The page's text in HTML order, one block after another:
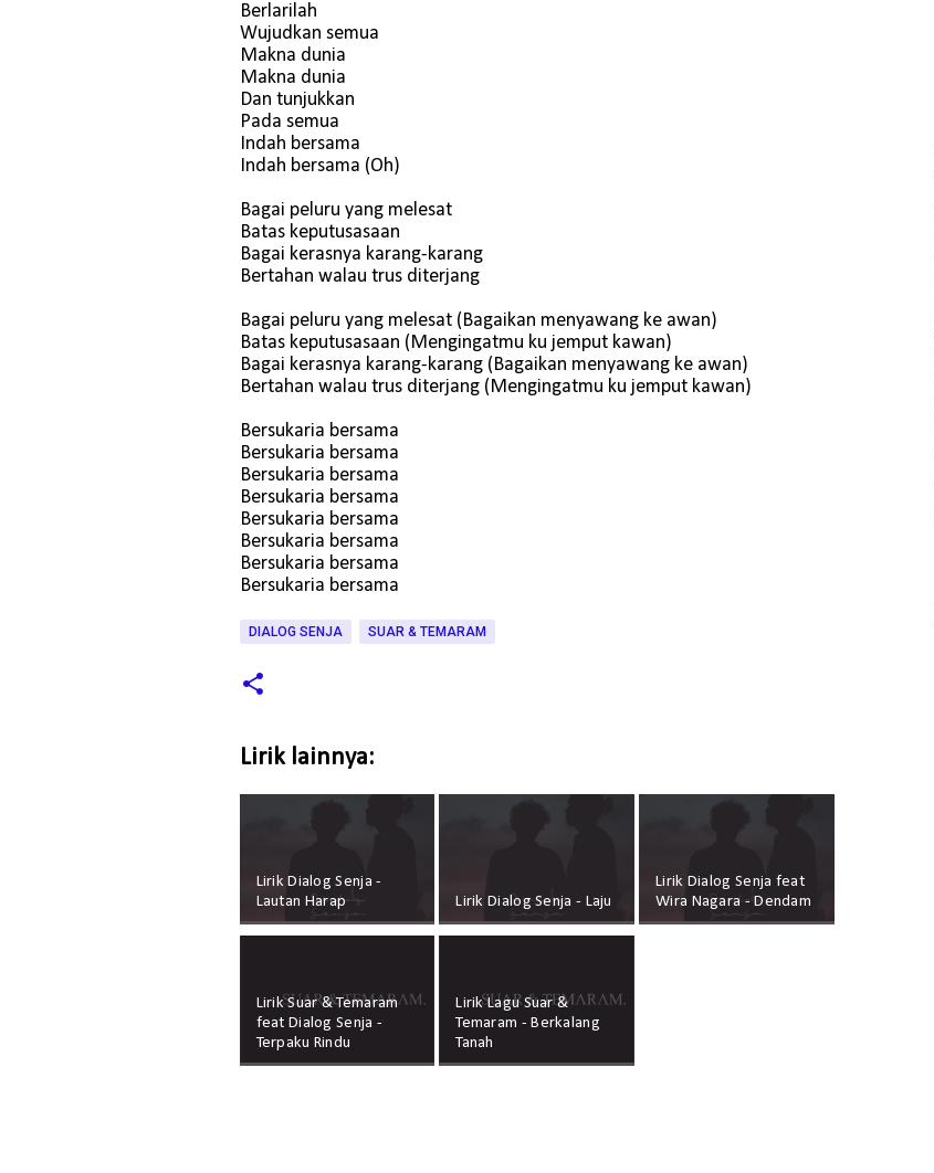
Berlarilah
Wujudkan semua
Makna dunia
Makna dunia
Dan tunjukkan
Pada semua
Indah bersama
Indah bersama (Oh)
Bagai peluru yang melesat
Batas keputusasaan
Bagai kerasnya karang-karang
Bertahan walau trus diterjang
Bagai peluru yang melesat (Bagaikan menyawang ke awan)
Batas keputusasaan (Mengingatmu ku jemput kawan)
Bagai kerasnya karang-karang (Bagaikan menyawang ke awan)
Bertahan walau trus diterjang (Mengingatmu ku jemput kawan)
Bersukaria bersama
Bersukaria bersama
Bersukaria bersama
Bersukaria bersama
Bersukaria bersama
Bersukaria bersama
Bersukaria bersama
Bersukaria bersama
DIALOG SENJA SUAR & TEMARAM
Lirik lainnya:
Lirik Dialog Senja -
Lautan Harap
Lirik Dialog Senja - Laju
Lirik Dialog Senja feat
Wira Nagara - Dendam
Lirik Suar & Temaram
feat Dialog Senja -
Terpaku Rindu
Lirik Lagu Suar &
Temaram - Berkalang
Tanah